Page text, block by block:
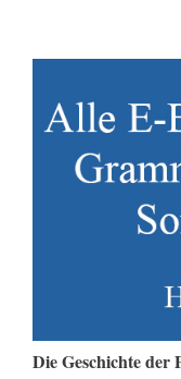
Die Geschichte der